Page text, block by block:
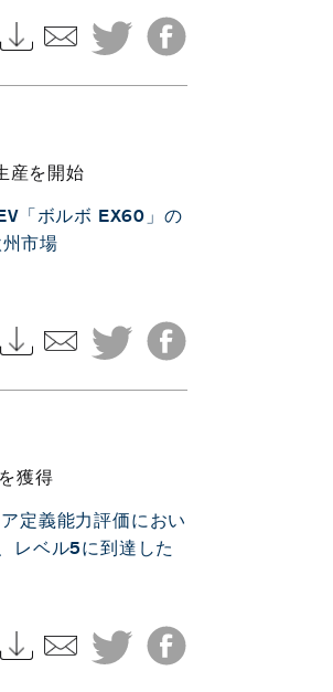
産を開始
「ボルボ EX60」の
市場
獲得
定義能力評価におい
レベル5に到達した